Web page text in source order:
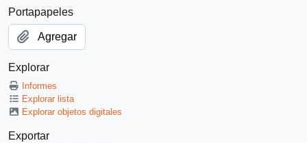
Portapapeles
Agregar
Explorar
Informes
Explorar lista
Explorar objetos digitales
Exportar